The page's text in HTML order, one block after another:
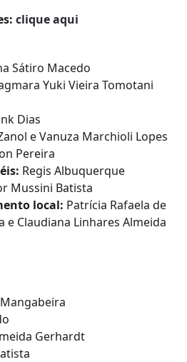
clique aqui
Sátiro Macedo
Yuki Vieira Tomotani
Dias
e Vanuza Marchioli Lopes
Pereira
Regis Albuquerque
Mussini Batista
local: Patrícia Rafaela de
Claudiana Linhares Almeida
Gerhardt